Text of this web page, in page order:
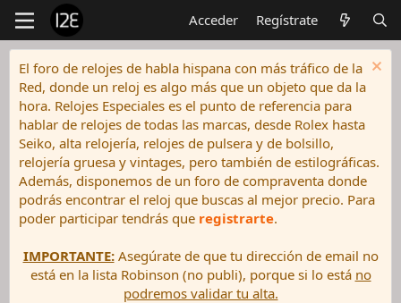
Acceder Regístrate
El foro de relojes de habla hispana con más tráfico de la
Red, donde un reloj es algo más que un objeto que da la
hora. Relojes Especiales es el punto de referencia para
hablar de relojes de todas las marcas, desde Rolex hasta
Seiko, alta relojería, relojes de pulsera y de bolsillo,
relojería gruesa y vintages, pero también de estilográficas.
Además, disponemos de un foro de compraventa donde
podrás encontrar el reloj que buscas al mejor precio. Para
poder participar tendrás que registrarte.
IMPORTANTE:Asegúrate de que tu dirección de email no
está en la lista Robinson (no publi), porque si lo está no
podremos validar tu alta.